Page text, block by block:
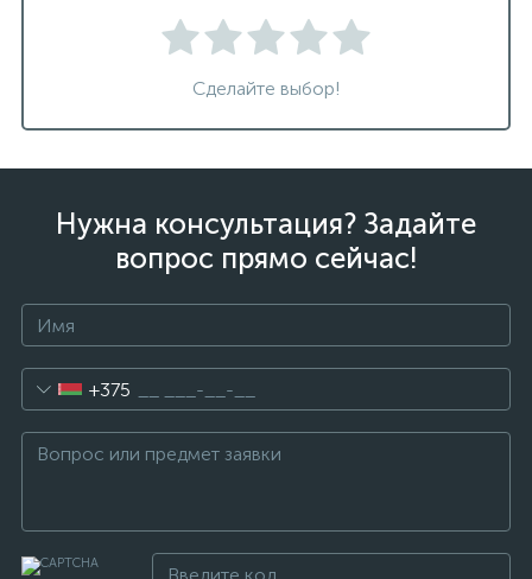
Сделайте выбор!
Нужна консультация? Задайте
вопрос прямо сейчас!
+375